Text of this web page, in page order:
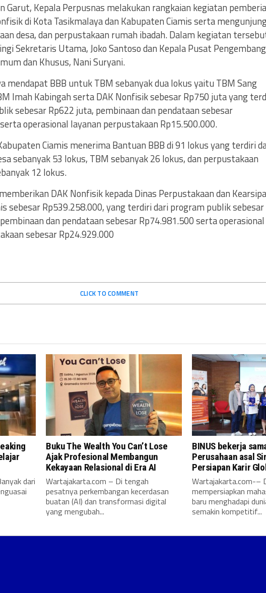
Garut, Kepala Perpusnas melakukan rangkaian kegiatan
di Kota Tasikmalaya dan Kabupaten Ciamis serta
desa, dan perpustakaan rumah ibadah. Dalam kegiatan
Sekretaris Utama, Joko Santoso dan Kepala Pusat
dan Khusus, Nani Suryani.
mendapat BBB untuk TBM sebanyak dua lokus yaitu TBM Sang
Imah Kabingah serta DAK Nonfisik sebesar Rp750 juta yang
sebesar Rp622 juta, pembinaan dan pendataan sebesar
operasional layanan perpustakaan Rp15.500.000.
Ciamis menerima Bantuan BBB di 91 lokus yang terdiri
sebanyak 53 lokus, TBM sebanyak 26 lokus, dan perpustakaan
12 lokus.
DAK Nonfisik kepada Dinas Perpustakaan dan
sebesar Rp539.258.000, yang terdiri dari program publik sebesar
dan pendataan sebesar Rp74.981.500 serta operasional
sebesar Rp24.929.000
CLICK TO COMMENT
dari
Buku The Wealth You Can’t Lose
Ajak Profesional Membangun
Kekayaan Relasional di Era AI
Wartajakarta.com – Di tengah
pesatnya perkembangan kecerdasan
buatan (AI) dan transformasi digital
yang mengubah...
BINUS bekerja
Perusahaan asal
Persiapan Karir
Wartajakarta.com-–
mempersiapkan
baru menghadapi
semakin kompetitif...